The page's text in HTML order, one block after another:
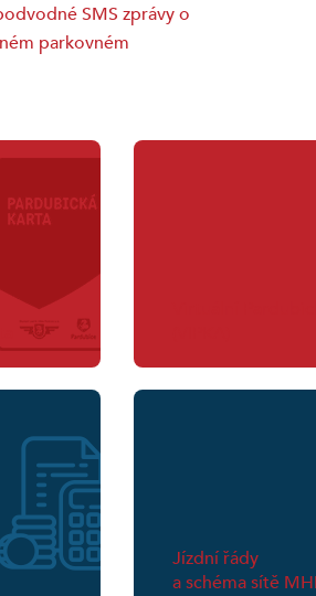
SMS zprávy o
parkovném
Virtuální
Jízdní řády
a schéma sítě